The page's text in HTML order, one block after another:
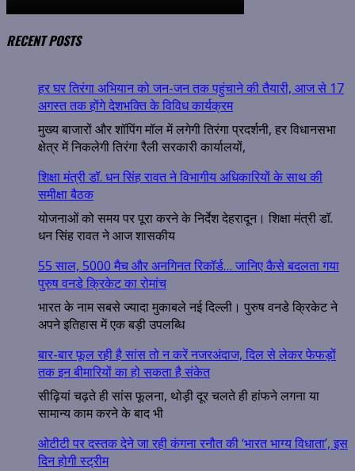
RECENT POSTS
हर घर तिरंगा अभियान को जन-जन तक पहुंचाने की तैयारी, आज से 17
अगस्त तक होंगे देशभक्ति के विविध कार्यक्रम
मुख्य बाजारों और शॉपिंग मॉल में लगेगी तिरंगा प्रदर्शनी, हर विधानसभा
क्षेत्र में निकलेगी तिरंगा रैली सरकारी कार्यालयों,
शिक्षा मंत्री डॉ. धन सिंह रावत ने विभागीय अधिकारियों के साथ की
समीक्षा बैठक
योजनाओं को समय पर पूरा करने के निर्देश देहरादून। शिक्षा मंत्री डॉ.
धन सिंह रावत ने आज शासकीय
55 साल, 5000 मैच और अनगिनत रिकॉर्ड… जानिए कैसे बदलता गया
पुरुष वनडे क्रिकेट का रोमांच
भारत के नाम सबसे ज्यादा मुकाबले नई दिल्ली। पुरुष वनडे क्रिकेट ने
अपने इतिहास में एक बड़ी उपलब्धि
बार-बार फूल रही है सांस तो न करें नजरअंदाज, दिल से लेकर फेफड़ों
तक इन बीमारियों का हो सकता है संकेत
सीढ़ियां चढ़ते ही सांस फूलना, थोड़ी दूर चलते ही हांफने लगना या
सामान्य काम करने के बाद भी
ओटीटी पर दस्तक देने जा रही कंगना रनौत की ‘भारत भाग्य विधाता’, इस
दिन होगी स्ट्रीम